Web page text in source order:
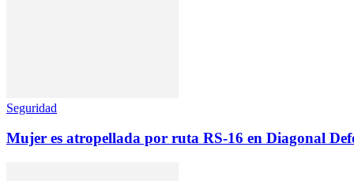
Seguridad
Mujer es atropellada por ruta RS-16 en Diagonal